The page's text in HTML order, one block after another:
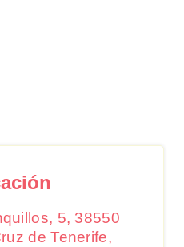
5, 38550
de Tenerife,